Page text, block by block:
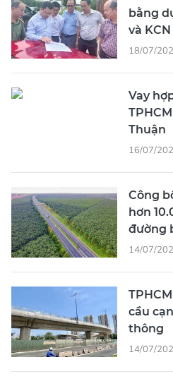
bằng
và
18/07/
Vay
Thuận
16/07/
Công
hơn
đường
14/07/
cầu
thông
14/07/